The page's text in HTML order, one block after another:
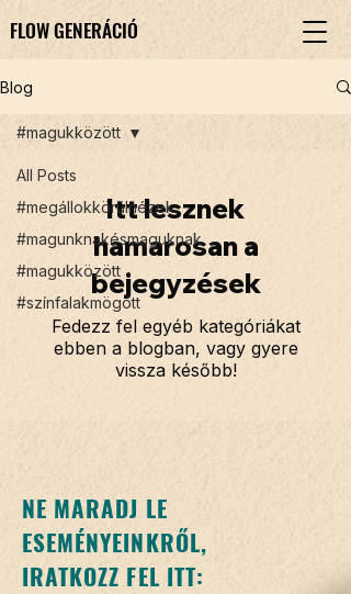
FLOW GENERÁCIÓ
FLOW GENERÁCIÓ
Blog
All Posts
#megállokkörülnézek
#magunknakésmaguknak
#magukközött
#színfalakmögött
#magukközött
Itt lesznek
hamarosan a
bejegyzések
Fedezz fel egyéb kategóriákat
ebben a blogban, vagy gyere
vissza később!
NE MARADJ LE
ESEMÉNYEINKRŐL,
IRATKOZZ FEL ITT: